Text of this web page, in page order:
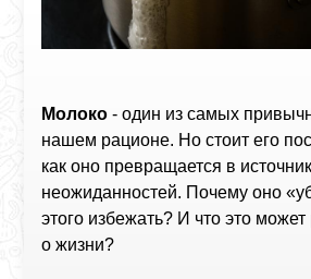
Молоко - один из самых
нашем рационе. Но стоит его
как оно превращается в источник
неожиданностей. Почему оно
этого избежать? И что это может
о жизни?